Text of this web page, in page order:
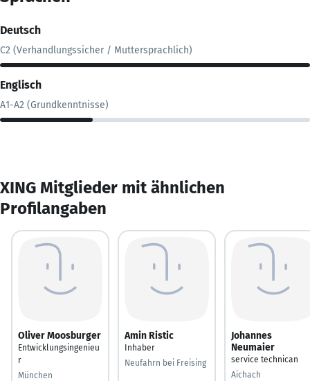
Deutsch
C2 (Verhandlungssicher / Muttersprachlich)
Englisch
A1-A2 (Grundkenntnisse)
XING Mitglieder mit ähnlichen
Profilangaben
Oliver Moosburger
Entwicklungsingenieu
r
München
Amin Ristic
Inhaber
Neufahrn bei Freising
Johannes
Neumaier
service technican
Aichach